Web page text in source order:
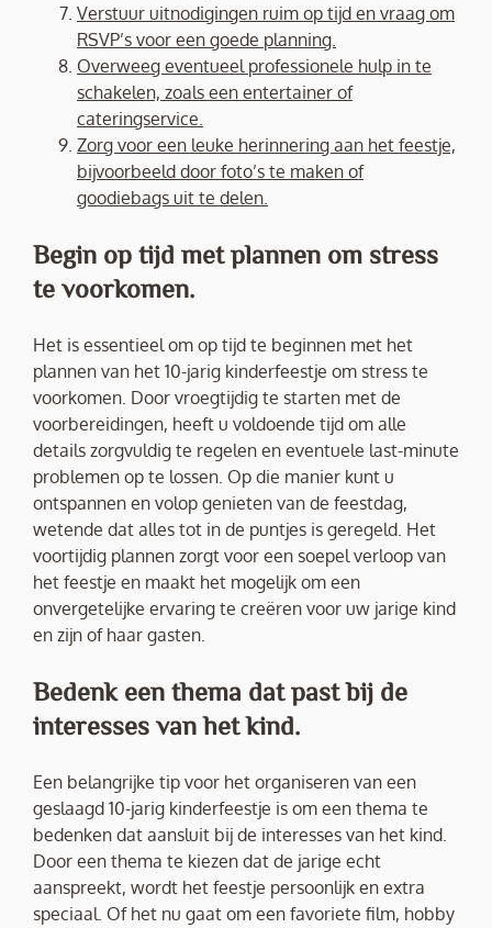
Verstuur uitnodigingen ruim op tijd en vraag om
RSVP’s voor een goede planning.
Overweeg eventueel professionele hulp in te
schakelen, zoals een entertainer of
cateringservice.
Zorg voor een leuke herinnering aan het feestje,
bijvoorbeeld door foto’s te maken of
goodiebags uit te delen.
Begin op tijd met plannen om stress
te voorkomen.
Het is essentieel om op tijd te beginnen met het
plannen van het 10-jarig kinderfeestje om stress te
voorkomen. Door vroegtijdig te starten met de
voorbereidingen, heeft u voldoende tijd om alle
details zorgvuldig te regelen en eventuele last-minute
problemen op te lossen. Op die manier kunt u
ontspannen en volop genieten van de feestdag,
wetende dat alles tot in de puntjes is geregeld. Het
voortijdig plannen zorgt voor een soepel verloop van
het feestje en maakt het mogelijk om een
onvergetelijke ervaring te creëren voor uw jarige kind
en zijn of haar gasten.
Bedenk een thema dat past bij de
interesses van het kind.
Een belangrijke tip voor het organiseren van een
geslaagd 10-jarig kinderfeestje is om een thema te
bedenken dat aansluit bij de interesses van het kind.
Door een thema te kiezen dat de jarige echt
aanspreekt, wordt het feestje persoonlijk en extra
speciaal. Of het nu gaat om een favoriete film, hobby